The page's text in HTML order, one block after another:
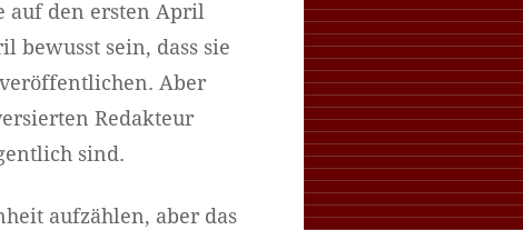
auf den ersten April
bewusst sein, dass sie
Aber
Redakteur
sind.
aufzählen, aber das